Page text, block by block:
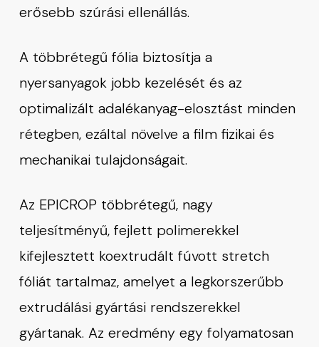
erősebb szúrási ellenállás.
A többrétegű fólia biztosítja a
nyersanyagok jobb kezelését és az
optimalizált adalékanyag-elosztást minden
rétegben, ezáltal növelve a film fizikai és
mechanikai tulajdonságait.
Az EPICROP többrétegű, nagy
teljesítményű, fejlett polimerekkel
kifejlesztett koextrudált fúvott stretch
fóliát tartalmaz, amelyet a legkorszerűbb
extrudálási gyártási rendszerekkel
gyártanak. Az eredmény egy folyamatosan